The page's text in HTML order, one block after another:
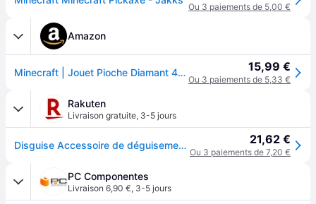
Ou 3 paiements de 5,00 €
Amazon
Minecraft | Jouet Pioche Diamant 40 cm Accessoire Costume | Licence Officielle | Jouet pour Compléter un Déguisement | Fan du Jeux Vidéo Minecraft | Idée Cadeau Enfant Dès 3 ans 15,99 €
Ou 3 paiements de 5,33 €
Rakuten
Livraison gratuite, 3-5 jours
Disguise Accessoire de déguisement pioche en diamant Minecraft, sous licence officielle, inspiré du jeu Minecraft emblématique, idéal pour se déguiser à Halloween pour garçons, détails pixelisés, taille unique 21,62 €
Ou 3 paiements de 7,20 €
PC Componentes
Livraison 6,90 €, 3-5 jours